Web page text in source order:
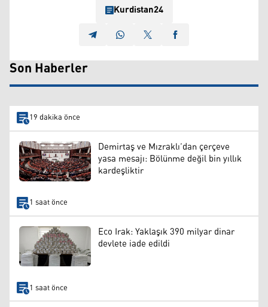
Kurdistan24
Son Haberler
19 dakika önce
Demirtaş ve Mızraklı’dan çerçeve
yasa mesajı: Bölünme değil bin yıllık
kardeşliktir
1 saat önce
Eco Irak: Yaklaşık 390 milyar dinar
devlete iade edildi
1 saat önce